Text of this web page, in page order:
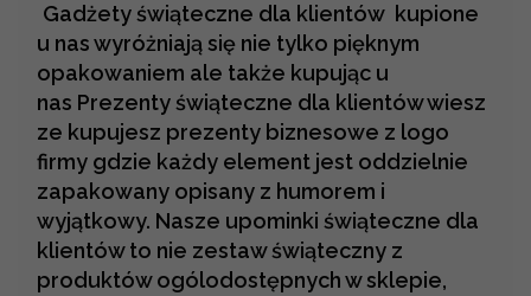
Gadżety świąteczne dla klientów kupione
u nas wyróżniają się nie tylko pięknym
opakowaniem ale także kupując u
nas Prezenty świąteczne dla klientów wiesz
ze kupujesz prezenty biznesowe z logo
firmy gdzie każdy element jest oddzielnie
zapakowany opisany z humorem i
wyjątkowy. Nasze upominki świąteczne dla
klientów to nie zestaw świąteczny z
produktów ogólodostępnych w sklepie,